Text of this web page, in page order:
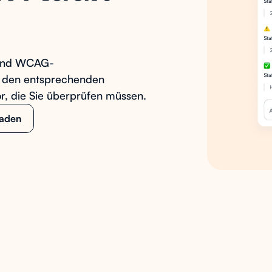
WCAG-
entsprechenden
die Sie überprüfen müssen.